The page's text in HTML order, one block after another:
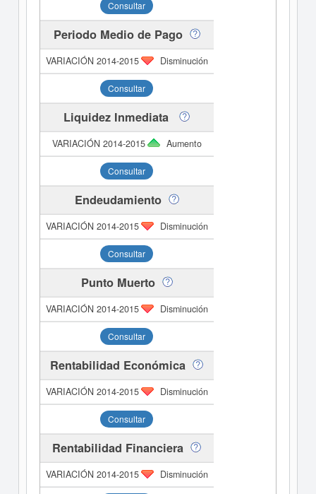
Consultar
Periodo Medio de Pago
Disminución
Consultar
Liquidez Inmediata
Aumento
Consultar
Endeudamiento
Disminución
Consultar
Punto Muerto
Disminución
Consultar
Rentabilidad Económica
Disminución
Consultar
Rentabilidad Financiera
Disminución